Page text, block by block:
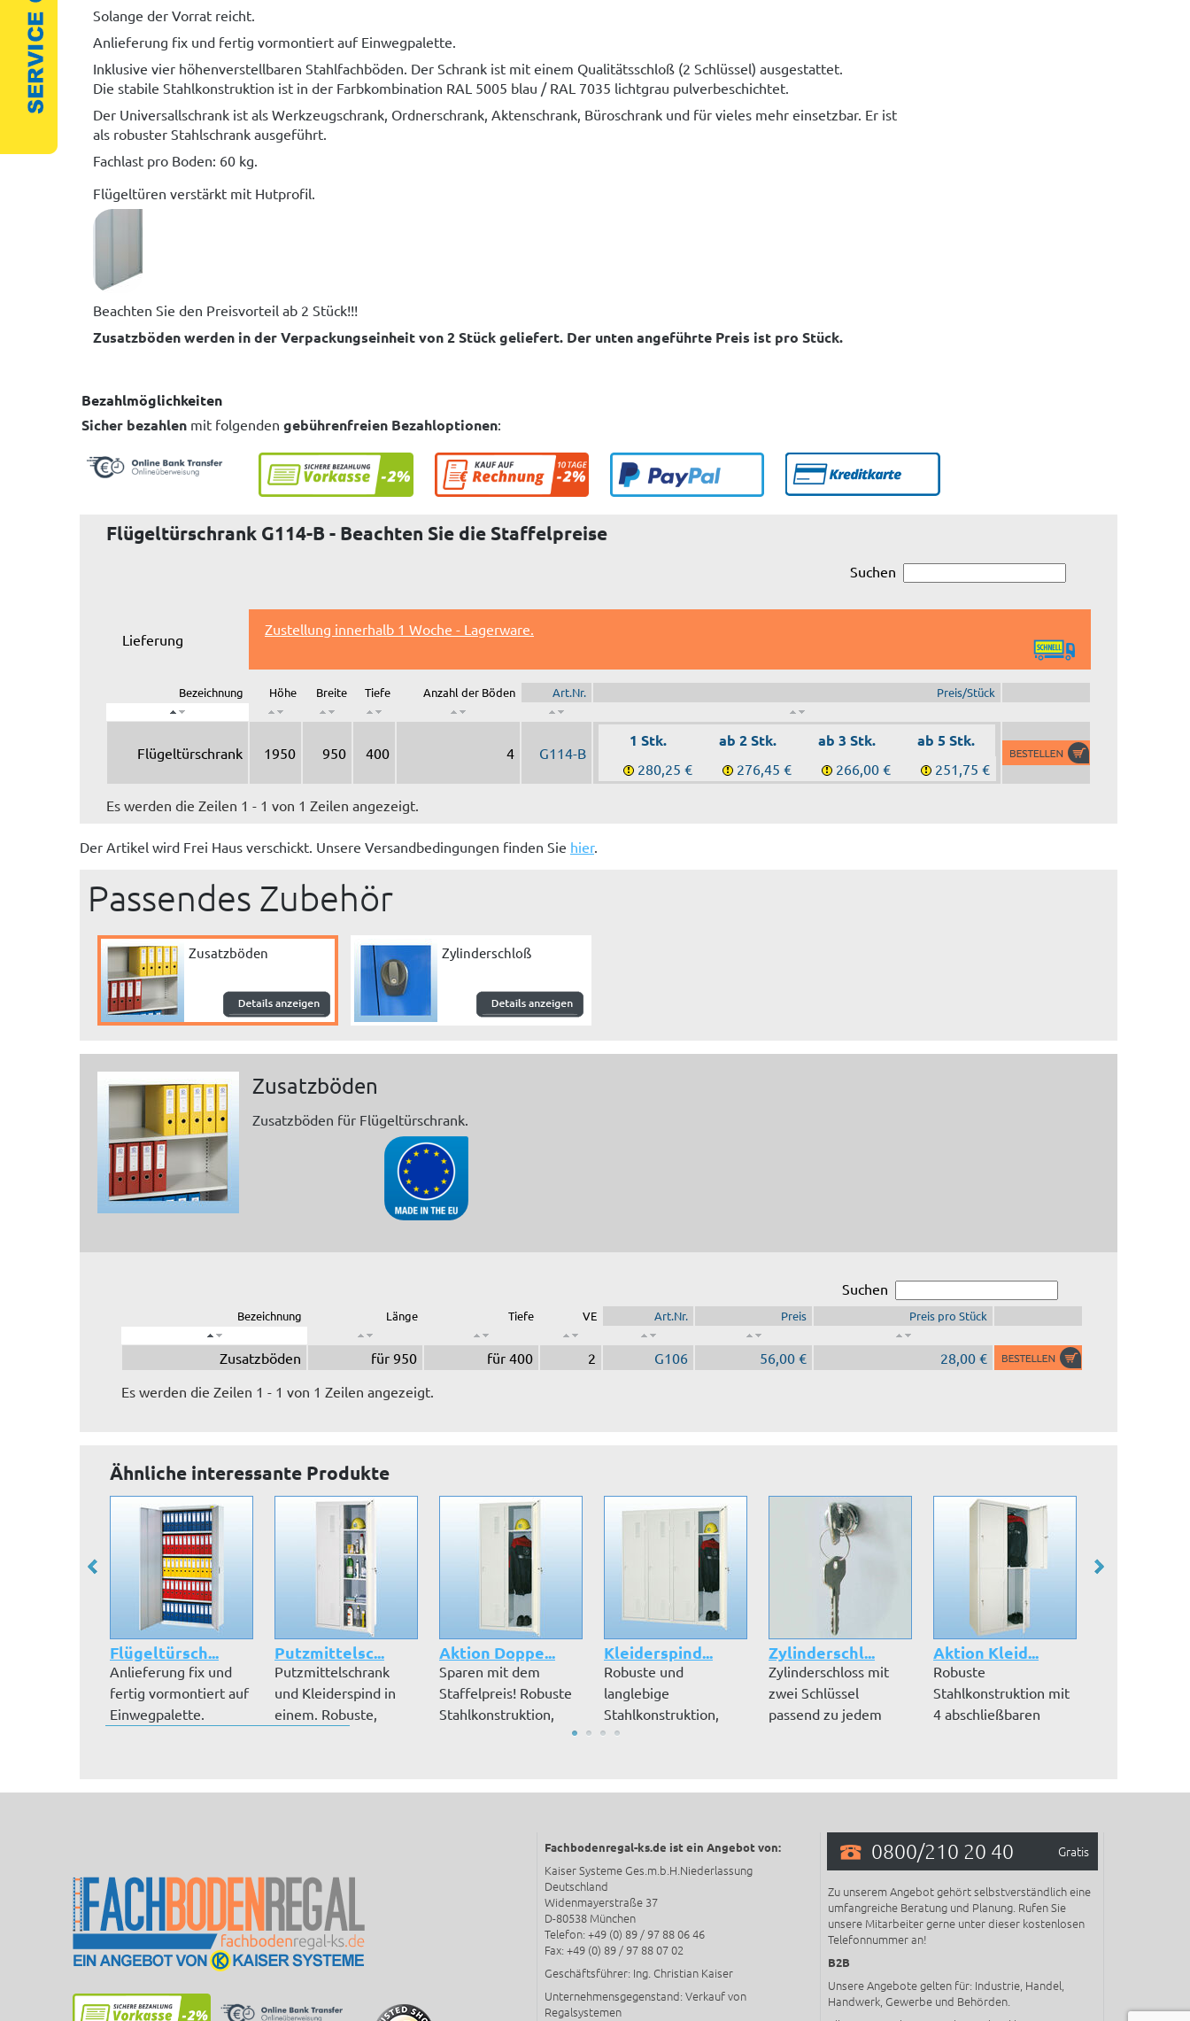
Solange der Vorrat reicht.
Anlieferung fix und fertig vormontiert auf Einwegpalette.
Inklusive vier höhenverstellbaren Stahlfachböden. Der Schrank ist mit einem Qualitätsschloß (2 Schlüssel) ausgestattet.
Die stabile Stahlkonstruktion ist in der Farbkombination RAL 5005 blau / RAL 7035 lichtgrau pulverbeschichtet.
Der Universallschrank ist als Werkzeugschrank, Ordnerschrank, Aktenschrank, Büroschrank und für vieles mehr einsetzbar. Er ist
als robuster Stahlschrank ausgeführt.
Fachlast pro Boden: 60 kg.
Flügeltüren verstärkt mit Hutprofil.
Beachten Sie den Preisvorteil ab 2 Stück!!!
Zusatzböden werden in der Verpackungseinheit von 2 Stück geliefert. Der unten angeführte Preis ist pro Stück.
Bezahlmöglichkeiten
Sicher bezahlen mit folgenden gebührenfreien Bezahloptionen:
Flügeltürschrank G114-B - Beachten Sie die Staffelpreise
Suchen
Lieferung
Zustellung innerhalb 1 Woche - Lagerware.
Bezeichnung Höhe Breite Tiefe Anzahl der Böden Art.Nr. Preis/Stück
Flügeltürschrank 1950 950 400 4 G114-B
1 Stk. ab 2 Stk. ab 3 Stk. ab 5 Stk.
280,25 € 276,45 € 266,00 € 251,75 €
Es werden die Zeilen 1 - 1 von 1 Zeilen angezeigt.
Der Artikel wird Frei Haus verschickt. Unsere Versandbedingungen finden Sie hier.
Passendes Zubehör
Zusatzböden Zylinderschloß
Zusatzböden
Zusatzböden für Flügeltürschrank.
Suchen
Bezeichnung Länge Tiefe VE Art.Nr. Preis Preis pro Stück
Zusatzböden für 950 für 400 2 G106 56,00 €
28,00 €
Es werden die Zeilen 1 - 1 von 1 Zeilen angezeigt.
Ähnliche interessante Produkte
Flügeltürsch...
Anlieferung fix und
fertig vormontiert auf
Einwegpalette.
Putzmittelsc...
Putzmittelschrank
und Kleiderspind in
einem. Robuste,
Aktion Doppe...
Sparen mit dem
Staffelpreis! Robuste
Stahlkonstruktion,
Kleiderspind...
Robuste und
langlebige
Stahlkonstruktion,
hochwertige
Zylinderschl...
Zylinderschloss mit
zwei Schlüssel
passend zu jedem
Aktion Kleid...
Robuste
Stahlkonstruktion mit
4 abschließbaren
Fachbodenregal-ks.de ist ein Angebot von:
Kaiser Systeme Ges.m.b.H.Niederlassung
Deutschland
Widenmayerstraße 37
D-80538 München
Telefon: +49 (0) 89 / 97 88 06 46
Fax: +49 (0) 89 / 97 88 07 02
Geschäftsführer: Ing. Christian Kaiser
Unternehmensgegenstand: Verkauf von
Regalsystemen
0800/210 20 40 Gratis
Zu unserem Angebot gehört selbstverständlich eine
umfangreiche Beratung und Planung. Rufen Sie
unsere Mitarbeiter gerne unter dieser kostenlosen
Telefonnummer an!
B2B
Unsere Angebote gelten für: Industrie, Handel,
Handwerk, Gewerbe und Behörden.